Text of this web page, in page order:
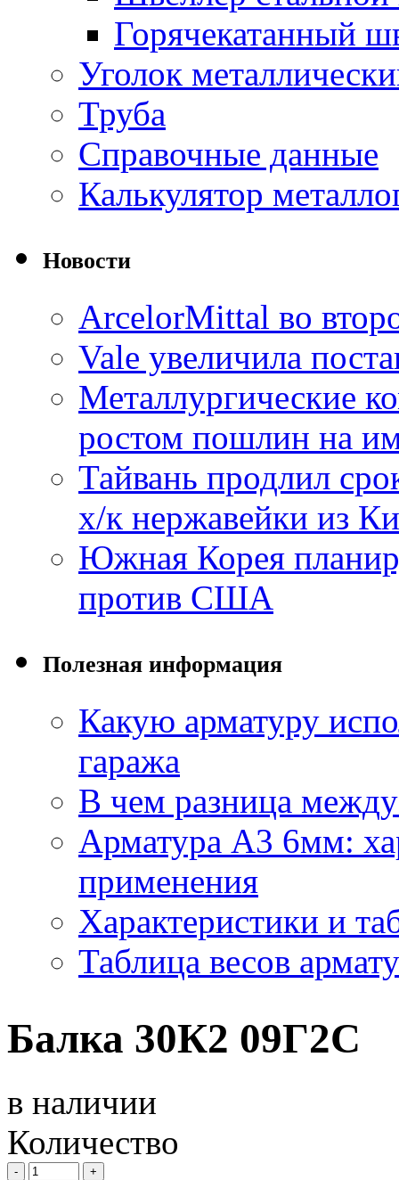
Горячекатанный
Уголок
Труба
Справочные данные
Калькулятор
Новости
ArcelorMittal во
Vale увеличила
Металлургические
ростом пошлин на
Тайвань продлил
х/к нержавейки из
Южная Корея
против США
Полезная информация
Какую арматуру
гаража
В чем разница
Арматура А3 6мм:
применения
Характеристики и
Таблица весов
Балка 30К2 09Г2С
в наличии
Количество
- +